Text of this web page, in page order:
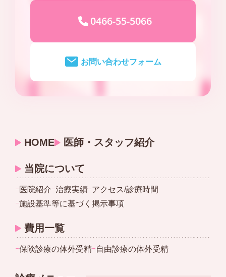
0466-55-5066
お問い合わせフォーム
HOME 医師・スタッフ紹介
当院について
ｰ医院紹介ｰ治療実績ｰアクセス/診療時間
ｰ施設基準等に基づく掲示事項
費用一覧
ｰ保険診療の体外受精ｰ自由診療の体外受精